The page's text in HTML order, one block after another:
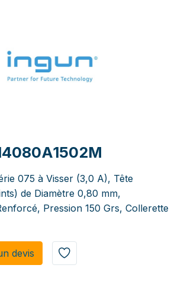
075 à Visser (3,0 A), Tête
de Diamètre 0,80 mm,
Pression 150 Grs, Collerette
de​​vis​​